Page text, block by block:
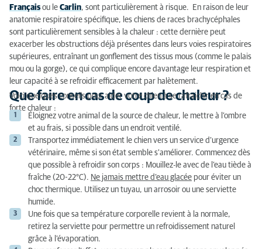
Françaisou le Carlin, sont particulièrement à risque. En raison de leur
anatomie respiratoire spécifique, les chiens de races brachycéphales
sont particulièrement sensibles à la chaleur : cette dernière peut
exacerber les obstructions déjà présentes dans leurs voies respiratoires
supérieures, entraînant un gonflement des tissus mous (comme le palais
mou ou la gorge), ce qui complique encore davantage leur respiration et
leur capacité à se refroidir efficacement par halètement.
Que faire en cas de coup de chaleur ?
Voici quelques conseils pour aider votre chien à se rafraichir en cas de
forte chaleur :
Éloignez votre animal de la source de chaleur, le mettre à l’ombre
et au frais, si possible dans un endroit ventilé.
Transportez immédiatement le chien vers un service d’urgence
vétérinaire, même si son état semble s'améliorer. Commencez dès
que possible à refroidir son corps : Mouillez-le avec de l’eau tiède à
fraîche (20-22°C). Ne jamais mettre d’eau glacée pour éviter un
choc thermique. Utilisez un tuyau, un arrosoir ou une serviette
humide.
Une fois que sa température corporelle revient à la normale,
retirez la serviette pour permettre un refroidissement naturel
grâce à l’évaporation.